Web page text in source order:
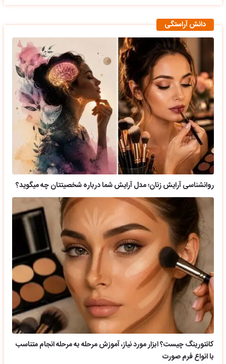
دانش آراستگی
روانشناسی آرایش زنان؛ مدل آرایش شما درباره شخصیتتان چه میگوید؟
کانتورینگ چیست؟ ابزار مورد نیاز، آموزش مرحله به مرحله انجام متناسب
با انواع فرم صورت